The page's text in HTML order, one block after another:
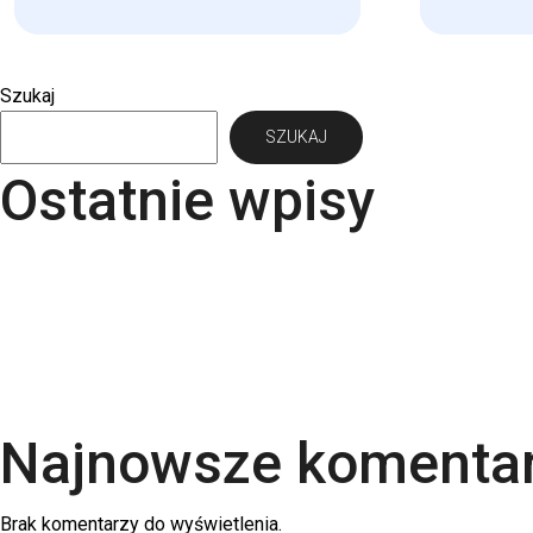
Szukaj
SZUKAJ
Ostatnie wpisy
Najnowsze
Brak komentarzy do wyświetlenia.